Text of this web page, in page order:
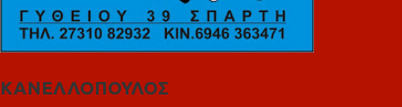
ΚΑΝΕΛΛΟΠΟΥΛΟΣ